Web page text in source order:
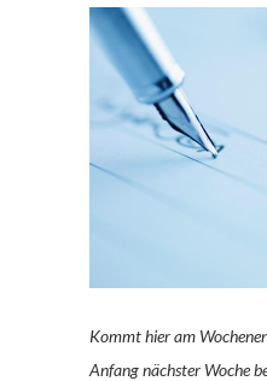
Kommt hier am
Anfang nächster Woche